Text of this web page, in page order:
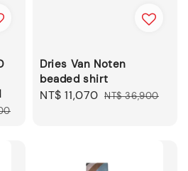
Dries Van Noten
beaded shirt
Sale
NT$ 11,070 Regular
NT$ 36,900